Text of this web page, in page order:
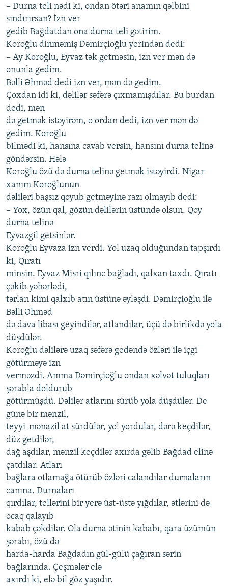
– Durna teli nədi ki, ondan ötəri anamın qəlbini
sındırırsan? İzn ver
gedib Bağdatdan ona durna teli gətirim.
Koroğlu dinməmiş Dəmirçioğlu yerindən dedi:
– Ay Koroğlu, Eyvaz tək getməsin, izn ver mən də
onunla gedim.
Bəlli Əhməd dedi izn ver, mən də gedim.
Çoxdan idi ki, dəlilər səfərə çıxmamışdılar. Bu burdan
dedi, mən
də getmək istəyirəm, o ordan dedi, izn ver mən də
gedim. Koroğlu
bilmədi ki, hansına cavab versin, hansını durna telinə
göndərsin. Hələ
Koroğlu özü də durna telinə getmək istəyirdi. Nigar
xanım Koroğlunun
dəliləri başsız qoyub getməyinə razı olmayıb dedi:
– Yox, özün qal, gözün dəlilərin üstündə olsun. Qoy
durna telinə
Eyvazgil getsinlər.
Koroğlu Eyvaza izn verdi. Yol uzaq olduğundan tapşırdı
ki, Qıratı
minsin. Eyvaz Misri qılınc bağladı, qalxan taxdı. Qıratı
çəkib yəhərlədi,
tərlan kimi qalxıb atın üstünə əyləşdi. Dəmirçioğlu ilə
Bəlli Əhməd
də dava libası geyindilər, atlandılar, üçü də birlikdə yola
düşdülər.
Koroğlu dəlilərə uzaq səfərə gedəndə özləri ilə içgi
götürməyə izn
verməzdi. Amma Dəmirçioğlu ondan xəlvət tuluqları
şərabla doldurub
götürmüşdü. Dəlilər atlarını sürüb yola düşdülər. De
günə bir mənzil,
teyyi-mənazil at sürdülər, yol yordular, dərə keçdilər,
düz getdilər,
dağ aşdılar, mənzil keçdilər axırda gəlib Bağdad elinə
çatdılar. Atları
bağlara otlamağa ötürüb özləri calandılar durnaların
canına. Durnaları
qırdılar, tellərini bir yerə üst-üstə yığdılar, ətlərini də
ocaq qalayıb
kabab çəkdilər. Ola durna ətinin kababı, qara üzümün
şərabı, özü də
harda-harda Bağdadın gül-gülü çağıran sərin
bağlarında. Çeşmələr elə
axırdı ki, elə bil göz yaşıdır.